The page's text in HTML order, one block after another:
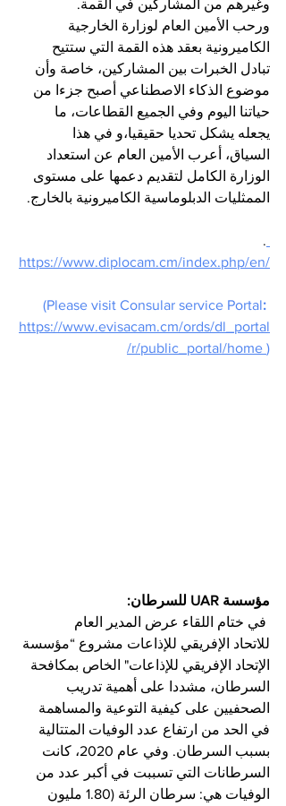
وغيرهم من المشاركين في القمة.
ورحب الأمين العام لوزارة الخارجية
الكاميرونية بعقد هذه القمة التي ستتيح
تبادل الخبرات بين المشاركين، خاصة وأن
موضوع الذكاء الاصطناعي أصبح جزءا من
حياتنا اليوم وفي الجميع القطاعات، ما
يجعله يشكل تحديا حقيقيا،و في هذا
السياق، أعرب الأمين العام عن استعداد
الوزارة الكامل لتقديم دعمها على مستوى
الممثليات الدبلوماسية الكاميرونية بالخارج.
.
https://www.diplocam.cm/index.php/en/
(Please visit Consular service Portal:
https://www.evisacam.cm/ords/dl_portal
/r/public_portal/home )
مؤسسة UAR للسرطان:
في ختام اللقاء عرض المدير العام
للاتحاد الإفريقي للإذاعات مشروع “مؤسسة
الإتحاد الإفريقي للإذاعات" الخاص بمكافحة
السرطان، مشددا على أهمية تدريب
الصحفيين على كيفية التوعية والمساهمة
في الحد من ارتفاع عدد الوفيات المتتالية
بسبب السرطان. وفي عام 2020، كانت
السرطانات التي تسببت في أكبر عدد من
الوفيات هي: سرطان الرئة (1.80 مليون